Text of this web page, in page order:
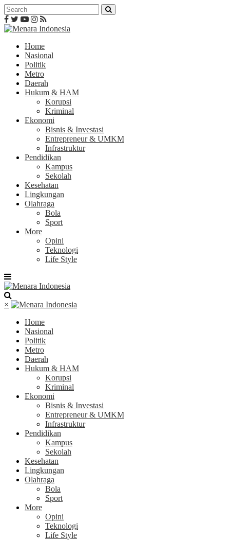
Home
Nasional
Politik
Metro
Daerah
Hukum & HAM
Korupsi
Kriminal
Ekonomi
Bisnis & Investasi
Entrepreneur & UMKM
Infrastruktur
Pendidikan
Kampus
Sekolah
Kesehatan
Lingkungan
Olahraga
Bola
Sport
More
Opini
Teknologi
Life Style
×
Home
Nasional
Politik
Metro
Daerah
Hukum & HAM
Korupsi
Kriminal
Ekonomi
Bisnis & Investasi
Entrepreneur & UMKM
Infrastruktur
Pendidikan
Kampus
Sekolah
Kesehatan
Lingkungan
Olahraga
Bola
Sport
More
Opini
Teknologi
Life Style